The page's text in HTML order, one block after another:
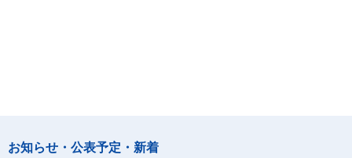
お知らせ・公表予定・新着